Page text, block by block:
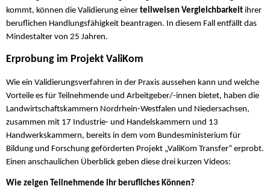
kommt, können die Validierung einer teilweisen Vergleichbarkeit ihrer
beruflichen Handlungsfähigkeit beantragen. In diesem Fall entfällt das
Mindestalter von 25 Jahren.
Erprobung im Projekt ValiKom
Wie ein Validierungsverfahren in der Praxis aussehen kann und welche
Vorteile es für Teilnehmende und Arbeitgeber/-innen bietet, haben die
Landwirtschaftskammern Nordrhein-Westfalen und Niedersachsen,
zusammen mit 17 Industrie- und Handelskammern und 13
Handwerkskammern, bereits in dem vom Bundesministerium für
Bildung und Forschung geförderten Projekt „ValiKom Transfer“ erprobt.
Einen anschaulichen Überblick geben diese drei kurzen Videos:
Wie zeigen Teilnehmende ihr berufliches Können?